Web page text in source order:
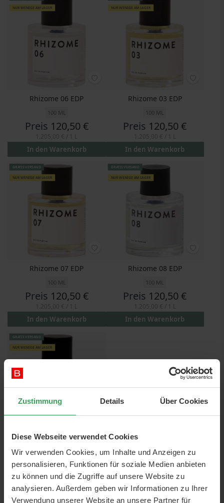
Zustimmung Details Über Cookies
Diese Webseite verwendet Cookies
Wir verwenden Cookies, um Inhalte und Anzeigen zu
personalisieren, Funktionen für soziale Medien anbieten
zu können und die Zugriffe auf unsere Website zu
analysieren. Außerdem geben wir Informationen zu Ihrer
Verwendung unserer Website an unsere Partner für
NUR WENIGE AM LAGER
Rhizome 06 EDP
100 ML
Preis 120,50 €
In den Warenkorb
NUR WENIGE AM LAGER
Rhizome 03 EDP
100 ML
Preis 120,50 €
In den Warenkorb
GRATIS VERSAND
NUR WENIGE AM LAGER
Rhizome 07 EDP
100 ML
Preis 120,50 €
In den Warenkorb
GRATIS VERSAND
NUR WENIGE AM LAGER
Rhizome 08 EDP
100 ML
Preis 120,50 €
In den Warenkorb
GRATIS VERSAND
NUR WENIGE AM LAGER
Rhizome 04 EDP
100 ML
Preis 120,50 €
1.205,00 € / 1 L
In den Warenkorb